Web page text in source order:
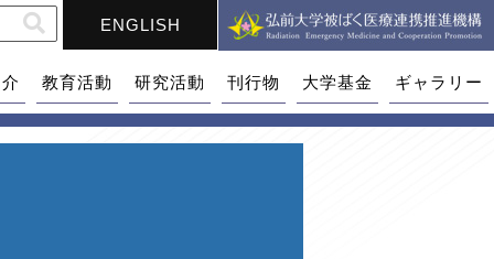
ENGLISH
教育活動 研究活動 刊行物 大学基金 ギャラリー